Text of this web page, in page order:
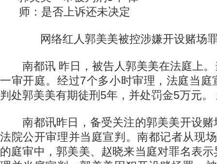
网络红人郭美美被控涉嫌开设赌场
南都讯 昨日，被告人郭美美在法庭上。
一审开庭。经过7个多小时审理，法庭当庭
判处郭美美有期徒刑5年，并处罚金5万元。
南都讯昨日，备受关注的郭美美开设赌
法院公开审理并当庭宣判。南都记者从现
的庭审中，郭美美、赵晓来当庭对罪名表